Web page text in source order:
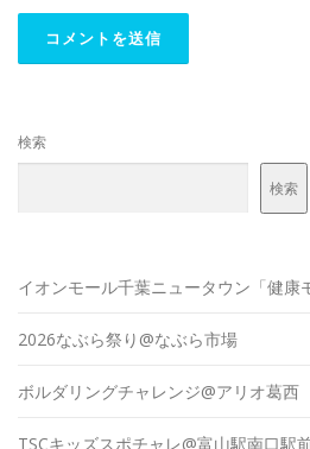
検索
検索
イオンモール千葉ニュータウン「健康
2026なぶら祭り@なぶら市場
ボルダリングチャレンジ@アリオ葛西
TSCキッズスポチャレ@富山駅南口駅